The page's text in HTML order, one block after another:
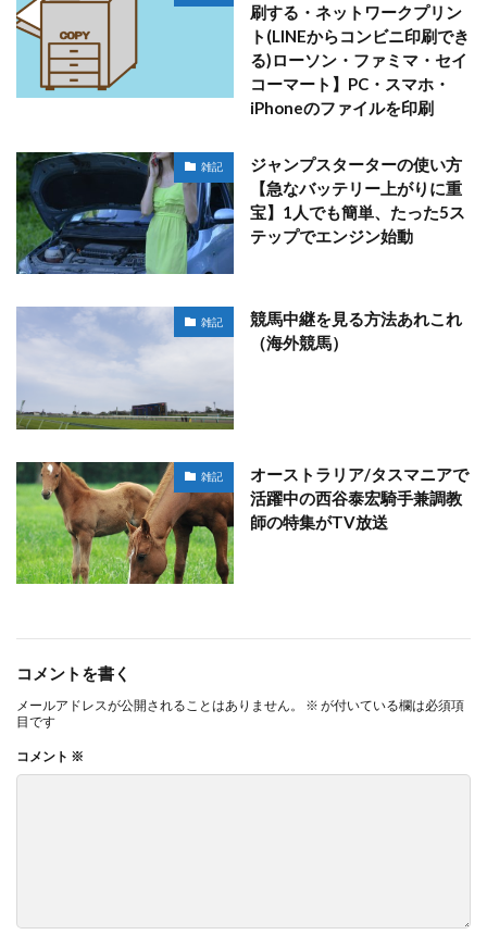
刷する・ネットワークプリン
ト(LINEからコンビニ印刷でき
る)ローソン・ファミマ・セイ
コーマート】PC・スマホ・
iPhoneのファイルを印刷
雑記
ジャンプスターターの使い方
【急なバッテリー上がりに重
宝】1人でも簡単、たった5ス
テップでエンジン始動
雑記
競馬中継を見る方法あれこれ
（海外競馬）
雑記
オーストラリア/タスマニアで
活躍中の西谷泰宏騎手兼調教
師の特集がTV放送
コメントを書く
メールアドレスが公開されることはありません。 ※ が付いている欄は必須項
目です
コメント ※